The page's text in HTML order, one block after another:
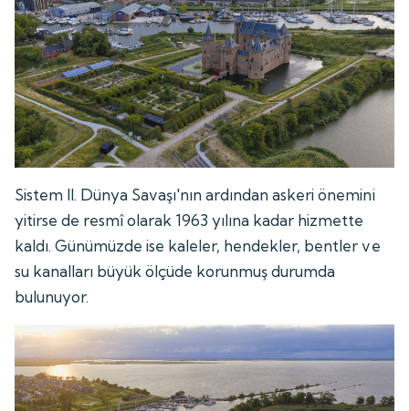
Sistem II. Dünya Savaşı'nın ardından askeri önemini
yitirse de resmî olarak 1963 yılına kadar hizmette
kaldı. Günümüzde ise kaleler, hendekler, bentler ve
su kanalları büyük ölçüde korunmuş durumda
bulunuyor.